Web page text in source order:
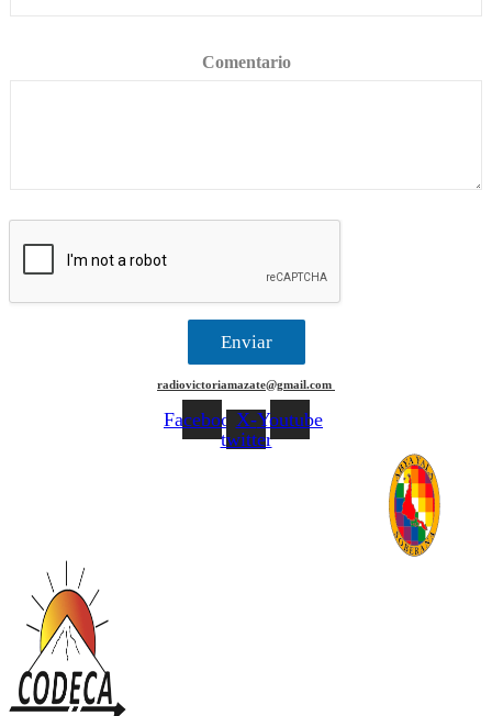
Comentario
Enviar
radiovictoriamazate@gmail.com
FacebookX-
twitter
Youtube